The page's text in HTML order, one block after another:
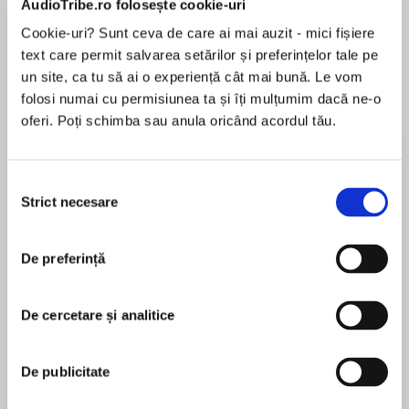
AudioTribe.ro folosește cookie-uri
Cookie-uri? Sunt ceva de care ai mai auzit - mici fișiere
text care permit salvarea setărilor și preferințelor tale pe
un site, ca tu să ai o experiență cât mai bună. Le vom
folosi numai cu permisiunea ta și îți mulțumim dacă ne-o
oferi. Poți schimba sau anula oricând acordul tău.
consimțământului
Strict necesare
De preferință
De cercetare și analitice
De publicitate
Desprecarte
The highly anticipated sequel to The Dark
Heroine: Dinner with a Vampire
Autumn Rose lives in a sleepy seaside town in
the south-west of England, but buried deep
under the surface of her quiet life are dark
as having extraordinary power, but at school
she is shunned and condemned by the very
pentru această carte
Abigail Gibbs was born and raised in deepest,